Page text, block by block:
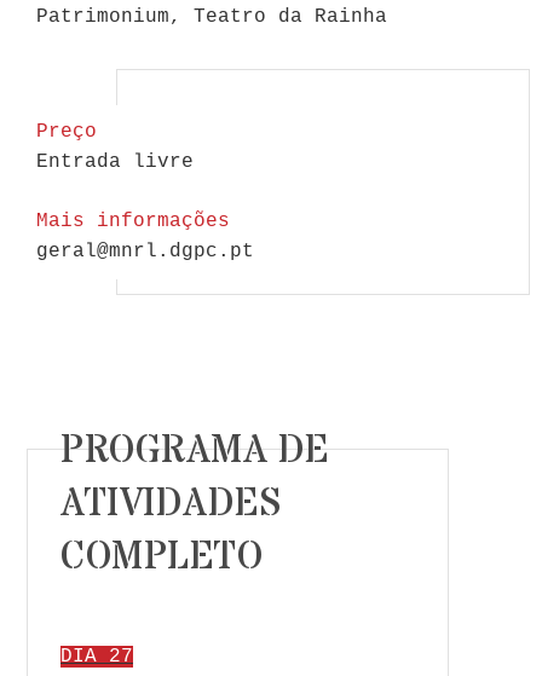
Patrimonium, Teatro da Rainha
Preço
Entrada livre
Mais informações
geral@mnrl.dgpc.pt
PROGRAMA DE
ATIVIDADES
COMPLETO
DIA 27